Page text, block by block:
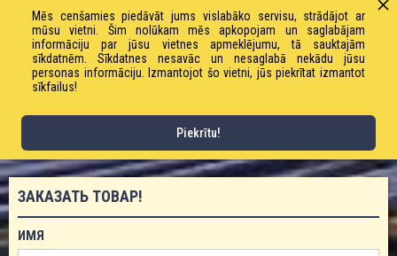
Радиус изгиба: 100 мм
Вакуум: 0,9 бар
Вес: 1770 г / м
Рабочее давление: 10,0 бар
ЗАКАЗАТЬ ТОВАР!
ИМЯ
Mēs cenšamies piedāvāt jums vislabāko servisu, strādājot ar
mūsu vietni. Šim nolūkam mēs apkopojam un saglabājam
informāciju par jūsu vietnes apmeklējumu, tā sauktajām
sīkdatnēm. Sīkdatnes nesavāc un nesaglabā nekādu jūsu
personas informāciju. Izmantojot šo vietni, jūs piekrītat izmantot
sīkfailus!
Piekrītu!